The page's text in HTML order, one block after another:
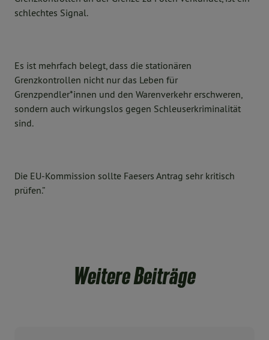
schlechtes Signal.
Es ist mehrfach belegt, dass die stationären
Grenzkontrollen nicht nur das Leben für
Grenzpendler*innen und den Warenverkehr erschweren,
sondern auch wirkungslos gegen Schleuserkriminalität
sind.
Die EU-Kommission sollte Faesers Antrag sehr kritisch
prüfen.”
Weitere Beiträge